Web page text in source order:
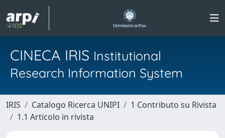
CINECA IRIS Institutional
Research Information System
IRIS Catalogo Ricerca UNIPI
1 Contributo su Rivista
1.1 Articolo in rivista